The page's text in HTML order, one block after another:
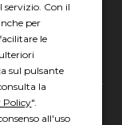
Con il
per
le
sul pulsante
la
Policy".
all'uso